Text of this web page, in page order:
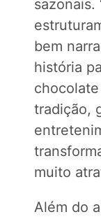
sazonais.
bem
história
tradição,
muito
Além do